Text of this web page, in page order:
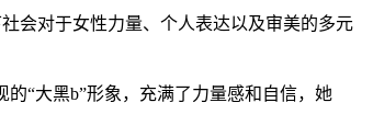
会对于女性力量、个人表达以及审美的多元
“大黑b”形象，充满了力量感和自信，她